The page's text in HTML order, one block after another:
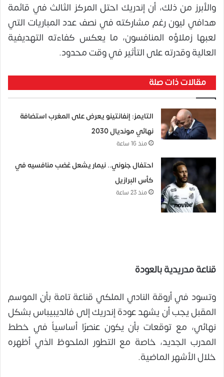
والأبرز من ذلك، أن إندريك احتل المركز الثالث في قائمة
هدافي ليون رغم مشاركته في نصف عدد المباريات التي
لعبها زملاؤه المنافسون، ما يعكس كفاءته التهديفية
العالية وقدرته على التأثير في وقت محدود.
مقالات ذات صلة
التايمز: إنفانتينو يعرض على المغرب استضافة
نهائي مونديال 2030
منذ 16 ساعة
احتفال جنوني.. نيمار يشعل غضب منافسيه في
كأس البرازيل
منذ 23 ساعة
قناعة مدريدية بالعودة
وتسود في أروقة النادي الملكي قناعة تامة بأن الموسم
المقبل يجب أن يشهد عودة إندريك إلى فالديبيباس بشكل
نهائي، مع توقعات بأن يكون عنصرًا أساسياً في خطط
المدرب الجديد، خاصة مع التطور الملحوظ الذي أظهره
خلال الأشهر الماضية.